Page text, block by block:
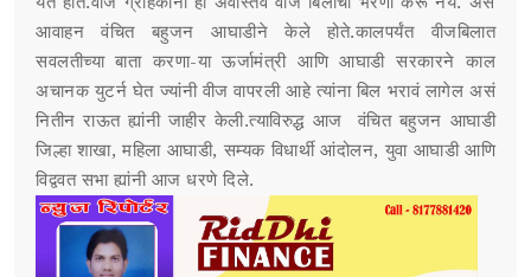
आवाहन वंचित बहुजन आघाडीने केले होते.कालपर्यंत वीजबिलात
सवलतीच्या बाता करणा-या ऊर्जामंत्री आणि आघाडी सरकारने काल
अचानक युटर्न घेत ज्यांनी वीज वापरली आहे त्यांना बिल भरावं लागेल असं
नितीन राऊत ह्यांनी जाहीर केली.त्याविरुद्ध आज वंचित बहुजन आघाडी
जिल्हा शाखा, महिला आघाडी, सम्यक विधार्थी आंदोलन, युवा आघाडी आणि
विद्ववत सभा ह्यांनी आज धरणे दिले.